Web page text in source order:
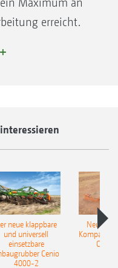
erreicht.
Insbesondere
zur Fahrtrichtung
nachfolgenden
aus der
neue klappbare
und universell
einsetzbare
Cenio
4000-2
Neue